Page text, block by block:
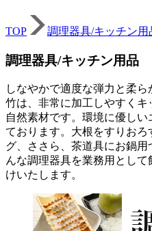
TOP 調理器具/キッチン用
調理器具/キッチン用品
しなやかで適度な弾力と柔
竹は、非常に加工しやすく
自然素材です。環境に優し
ております。大根をすりお
グ、ささら、茶道具にお鍋
んな調理器具を業務用とし
けいたします。